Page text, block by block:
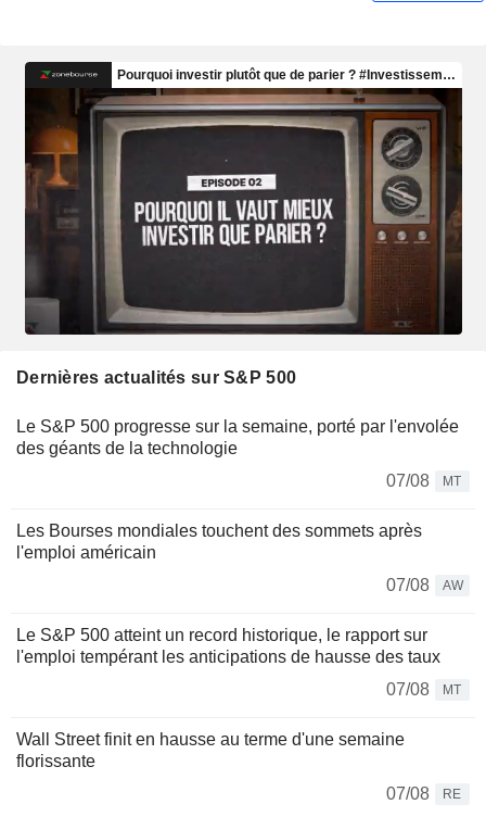
Dernières actualités sur S&P 500
Le S&P 500 progresse sur la semaine, porté par l'envolée
des géants de la technologie
07/08
MT
Les Bourses mondiales touchent des sommets après
l'emploi américain
07/08
AW
Le S&P 500 atteint un record historique, le rapport sur
l'emploi tempérant les anticipations de hausse des taux
07/08
MT
Wall Street finit en hausse au terme d'une semaine
florissante
07/08
RE